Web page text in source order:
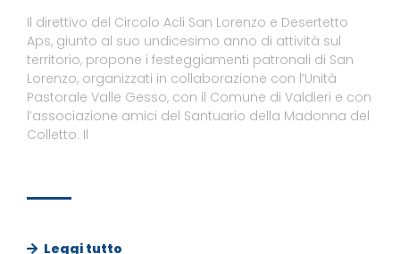
Il direttivo del Circolo Acli San Lorenzo e Desertetto
Aps, giunto al suo undicesimo anno di attività sul
territorio, propone i festeggiamenti patronali di San
Lorenzo, organizzati in collaborazione con l’Unità
Pastorale Valle Gesso, con il Comune di Valdieri e con
l’associazione amici del Santuario della Madonna del
Colletto. Il
Leggi tutto